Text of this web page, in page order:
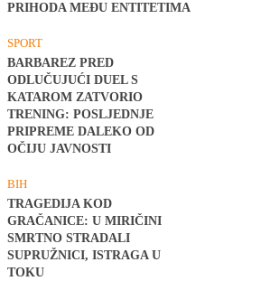
PRIHODA MEĐU ENTITETIMA
SPORT
BARBAREZ PRED
ODLUČUJUĆI DUEL S
KATAROM ZATVORIO
TRENING: POSLJEDNJE
PRIPREME DALEKO OD
OČIJU JAVNOSTI
BIH
TRAGEDIJA KOD
GRAČANICE: U MIRIČINI
SMRTNO STRADALI
SUPRUŽNICI, ISTRAGA U
TOKU